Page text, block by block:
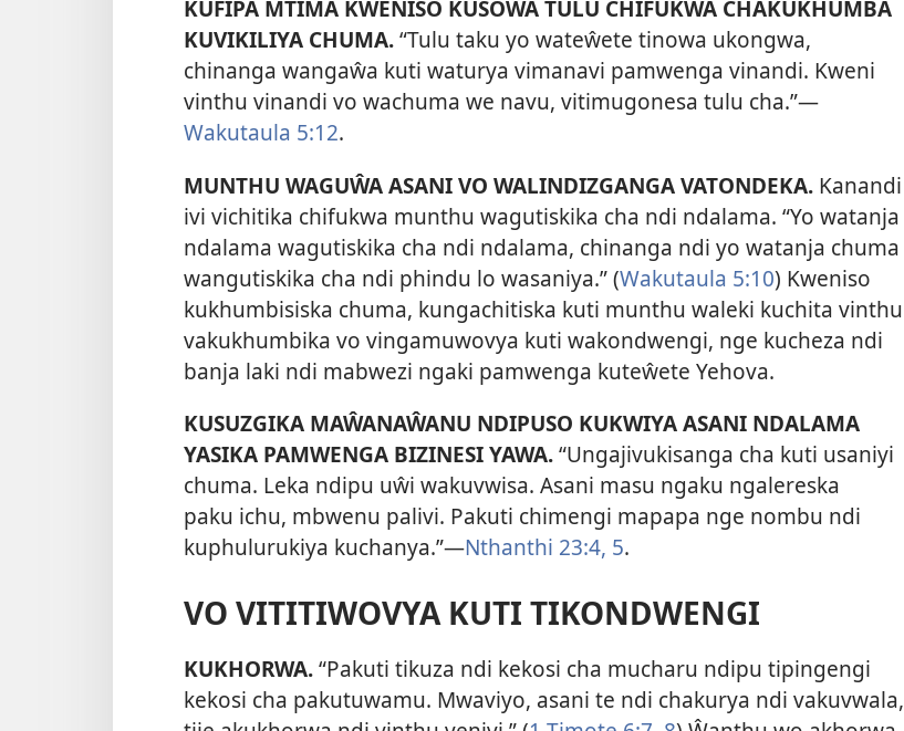
KUFIPA MTIMA KWENISO KUSOŴA TULU CHIFUKWA CHAKUKHUMBA
KUVIKILIYA CHUMA.“Tulu taku yo wateŵete tinowa ukongwa,
chinanga wangaŵa kuti waturya vimanavi pamwenga vinandi. Kweni
vinthu vinandi vo wachuma we navu, vitimugonesa tulu cha.”—
Wakutaula 5:12.
MUNTHU WAGUŴA ASANI VO WALINDIZGANGA VATONDEKA. Kanandi
ivi vichitika chifukwa munthu wagutiskika cha ndi ndalama. “Yo watanja
ndalama wagutiskika cha ndi ndalama, chinanga ndi yo watanja chuma
wangutiskika cha ndi phindu lo wasaniya.” (Wakutaula 5:10) Kweniso
kukhumbisiska chuma, kungachitiska kuti munthu waleki kuchita vinthu
vakukhumbika vo vingamuwovya kuti wakondwengi, nge kucheza ndi
banja laki ndi mabwezi ngaki pamwenga kuteŵete Yehova.
KUSUZGIKA MAŴANAŴANU NDIPUSO KUKWIYA ASANI NDALAMA
YASIKA PAMWENGA BIZINESI YAWA.“Ungajivukisanga cha kuti usaniyi
chuma. Leka ndipu uŵi wakuvwisa. Asani masu ngaku ngalereska
paku ichu, mbwenu palivi. Pakuti chimengi mapapa nge nombu ndi
kuphulurukiya kuchanya.”—Nthanthi 23:4, 5.
VO VITITIWOVYA KUTI TIKONDWENGI
KUKHORWA.“Pakuti tikuza ndi kekosi cha mucharu ndipu tipingengi
kekosi cha pakutuwamu. Mwaviyo, asani te ndi chakurya ndi vakuvwala,